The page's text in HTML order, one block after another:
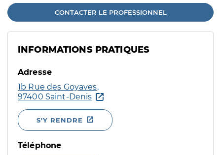
CONTACTER LE PROFESSIONNEL
INFORMATIONS PRATIQUES
Adresse
1b Rue des Goyaves,
97400 Saint-Denis
S'Y RENDRE
Téléphone